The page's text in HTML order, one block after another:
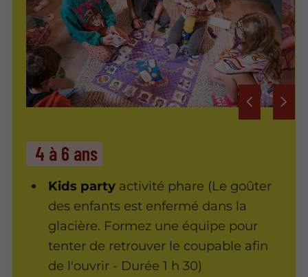
4 à 6 ans
Kids party activité phare (Le goûter
des enfants est enfermé dans la
glacière. Formez une équipe pour
tenter de retrouver le coupable afin
de l'ouvrir - Durée 1 h 30)